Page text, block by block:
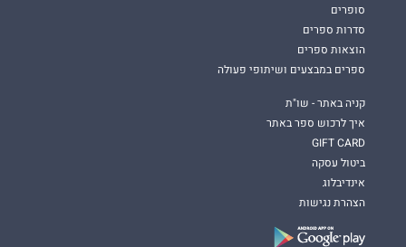
סופרים
סדרות ספרים
הוצאות ספרים
ספרים במבצעים ושיתופי פעולה
קניה באתר - שו"ת
איך לרכוש ספר באתר
GIFT CARD
ביטול עסקה
אינדיבלוג
הצהרת נגישות